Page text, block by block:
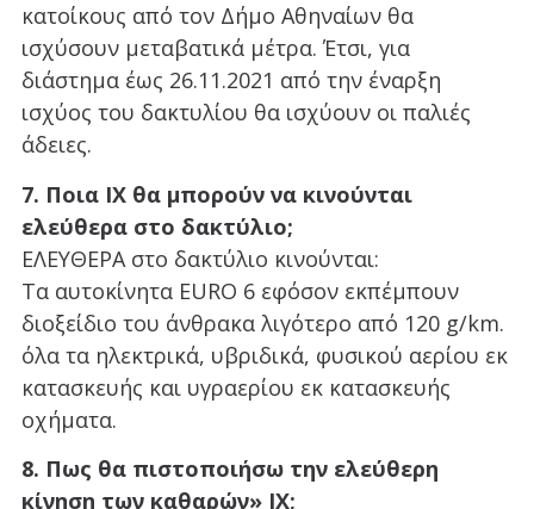
κατοίκους από τον Δήμο Αθηναίων θα
ισχύσουν μεταβατικά μέτρα. Έτσι, για
διάστημα έως 26.11.2021 από την έναρξη
ισχύος του δακτυλίου θα ισχύουν οι παλιές
άδειες.
7. Ποια ΙΧ θα μπορούν να κινούνται
ελεύθερα στο δακτύλιο;
ΕΛΕΥΘΕΡΑ στο δακτύλιο κινούνται:
Τα αυτοκίνητα EURO 6 εφόσον εκπέμπουν
διοξείδιο του άνθρακα λιγότερο από 120 g/km.
όλα τα ηλεκτρικά, υβριδικά, φυσικού αερίου εκ
κατασκευής και υγραερίου εκ κατασκευής
οχήματα.
8. Πως θα πιστοποιήσω την ελεύθερη
κίνηση των καθαρών» ΙΧ;